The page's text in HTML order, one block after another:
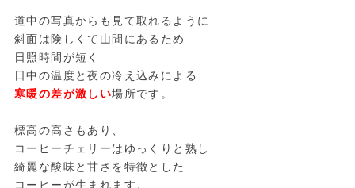
道中の写真からも見て取れるように
斜面は険しくて山間にあるため
日照時間が短く
日中の温度と夜の冷え込みによる
寒暖の差が激しい場所です。
標高の高さもあり、
コーヒーチェリーはゆっくりと熟し
綺麗な酸味と甘さを特徴とした
コーヒーが生まれます。